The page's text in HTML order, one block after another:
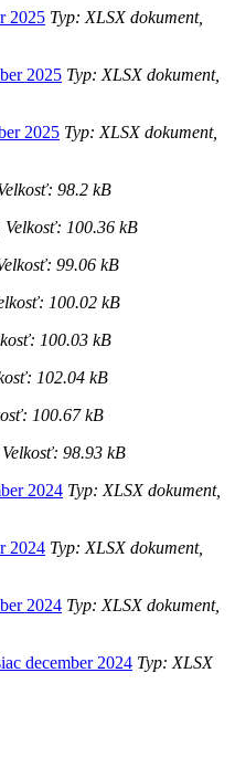
2025 Typ: XLSX dokument,
2025 Typ: XLSX dokument,
2025 Typ: XLSX dokument,
98.2 kB
Velkosť: 100.36 kB
99.06 kB
100.02 kB
100.03 kB
102.04 kB
100.67 kB
98.93 kB
2024 Typ: XLSX dokument,
2024 Typ: XLSX dokument,
2024 Typ: XLSX dokument,
december 2024 Typ: XLSX